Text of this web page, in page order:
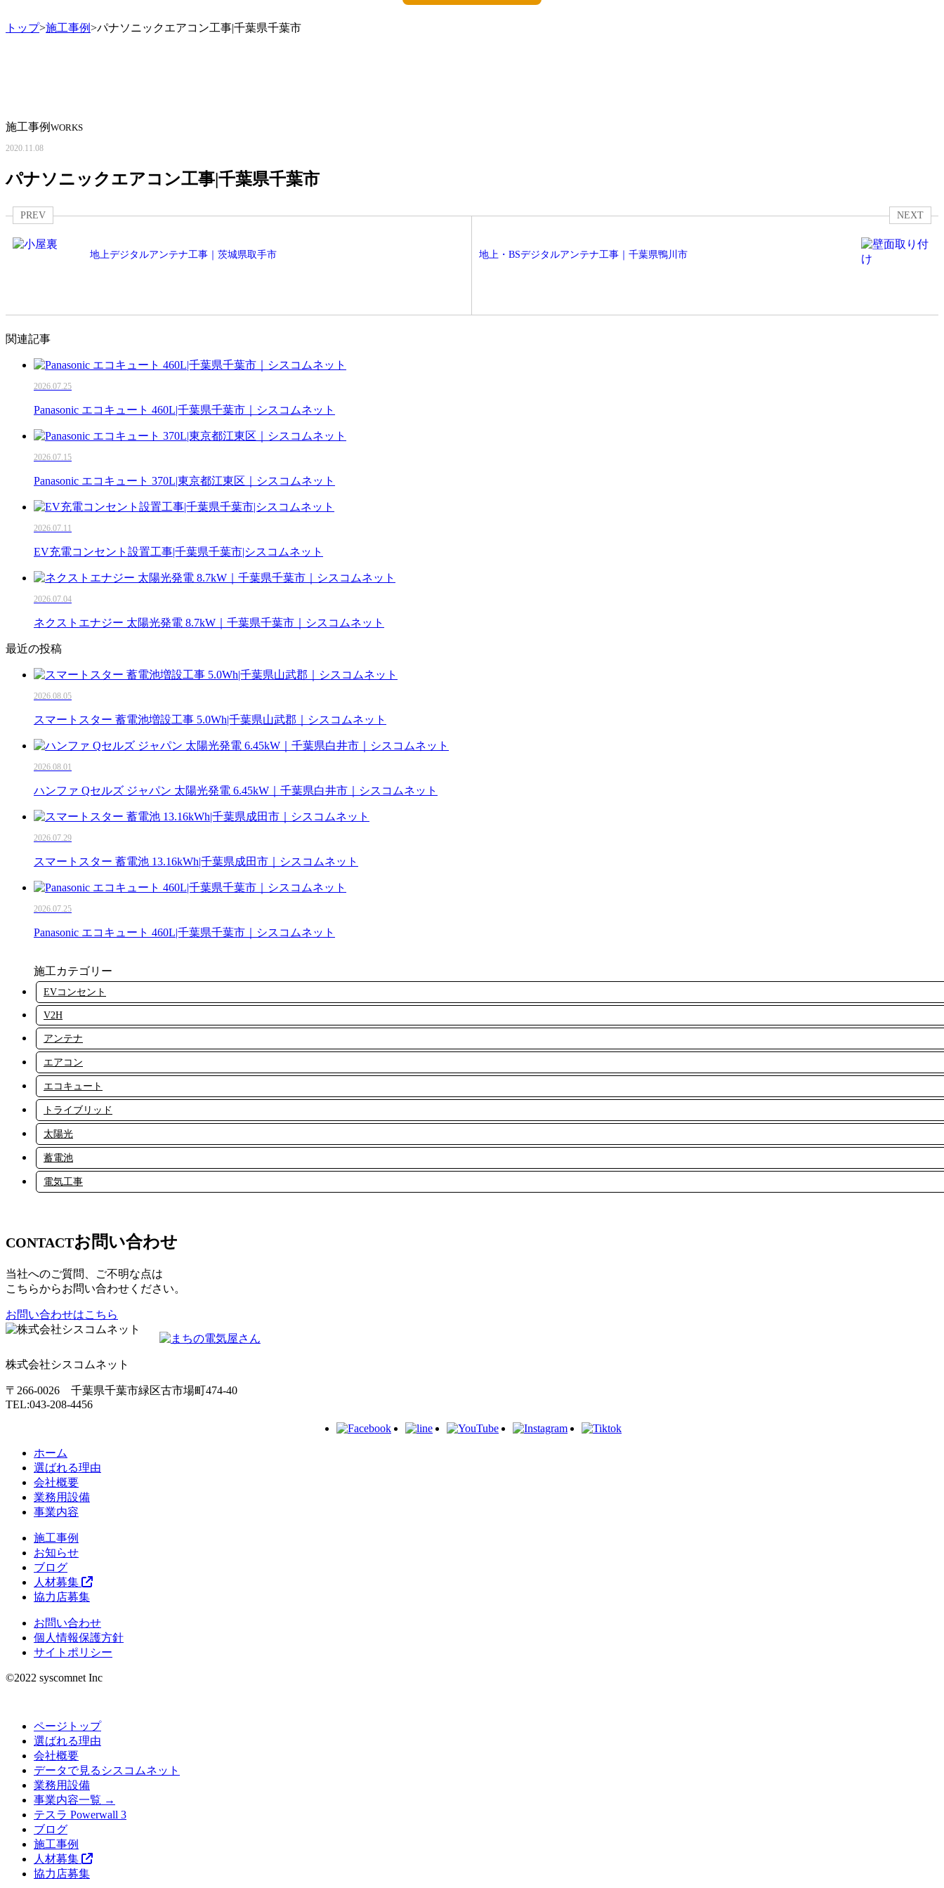
トップ>施工事例>パナソニックエアコン工事|千葉県千葉市
施工事例 WORKS
2020.11.08
パナソニックエアコン工事|千葉県千葉市
PREV
地上デジタルアンテナ工事｜茨城県取手市
NEXT
地上・BSデジタルアンテナ工事｜千葉県鴨川市
関連記事
2026.07.25
Panasonic エコキュート 460L|千葉県千葉市｜シスコムネット
2026.07.15
Panasonic エコキュート 370L|東京都江東区｜シスコムネット
2026.07.11
EV充電コンセント設置工事|千葉県千葉市|シスコムネット
2026.07.04
ネクストエナジー 太陽光発電 8.7kW｜千葉県千葉市｜シスコムネット
最近の投稿
2026.08.05
スマートスター 蓄電池増設工事 5.0Wh|千葉県山武郡｜シスコムネット
2026.08.01
ハンファ Qセルズ ジャパン 太陽光発電 6.45kW｜千葉県白井市｜シスコムネット
2026.07.29
スマートスター 蓄電池 13.16kWh|千葉県成田市｜シスコムネット
2026.07.25
Panasonic エコキュート 460L|千葉県千葉市｜シスコムネット
施工カテゴリー
EVコンセント
V2H
アンテナ
エアコン
エコキュート
トライブリッド
太陽光
蓄電池
電気工事
CONTACTお問い合わせ
当社へのご質問、ご不明な点は
こちらからお問い合わせください。
お問い合わせはこちら
株式会社シスコムネット
〒266-0026 千葉県千葉市緑区古市場町474-40
TEL:043-208-4456
ホーム
選ばれる理由
会社概要
業務用設備
事業内容
施工事例
お知らせ
ブログ
人材募集
協力店募集
お問い合わせ
個人情報保護方針
サイトポリシー
©︎2022 syscomnet Inc
ページトップ
選ばれる理由
会社概要
データで見るシスコムネット
業務用設備
事業内容一覧 →
テスラ Powerwall 3
ブログ
施工事例
人材募集
協力店募集